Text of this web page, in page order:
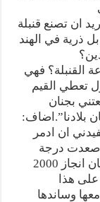
ان تصنع قنبلة
ذرية في الهند
القنبلة؟ فهي
تعطي القيم
بجنان
بلادنا”.اضاف:
ان ادمر
صعدت درجة
درجة الى ان وصلت الى اعلى الدرجات وكان انجاز 2000
هذا
وساندها